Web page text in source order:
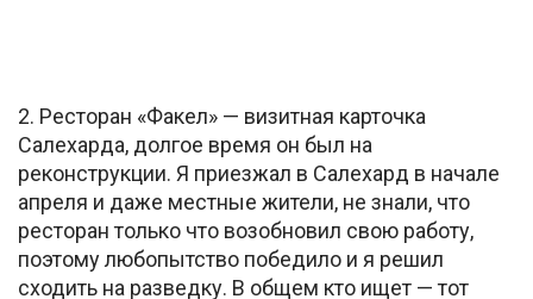
2. Ресторан «Факел» — визитная карточка
Салехарда, долгое время он был на
реконструкции. Я приезжал в Салехард в начале
апреля и даже местные жители, не знали, что
ресторан только что возобновил свою работу,
поэтому любопытство победило и я решил
сходить на разведку. В общем кто ищет — тот